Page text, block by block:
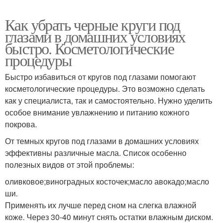
Как убрать черные круги под
глазами в домашних условиях
быстро. Косметологические
процедуры
Быстро избавиться от кругов под глазами помогают
косметологические процедуры. Это возможно сделать
как у специалиста, так и самостоятельно. Нужно уделить
особое внимание увлажнению и питанию кожного
покрова.
От темных кругов под глазами в домашних условиях
эффективны различные масла. Список особенно
полезных видов от этой проблемы:
оливковое;виноградных косточек;масло авокадо;масло
ши.
Применять их лучше перед сном на слегка влажной
коже. Через 30-40 минут снять остатки влажным диском.